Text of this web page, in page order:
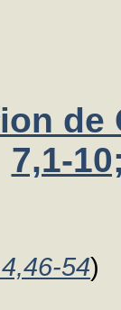
de
7,1-
54)